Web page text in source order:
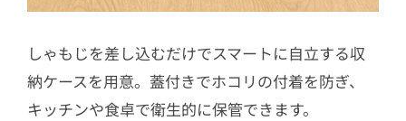
しゃもじを差し込むだけでスマートに自立する収
納ケースを用意。蓋付きでホコリの付着を防ぎ、
キッチンや食卓で衛生的に保管できます。